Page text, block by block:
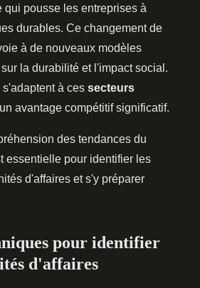
qui pousse les entreprises à
durables. Ce changement de
à de nouveaux modèles
la durabilité et l'impact social.
à ces secteurs
avantage compétitif significatif.
des tendances du
essentielle pour identifier les
d'affaires et s'y préparer
pour identifier
d'affaires